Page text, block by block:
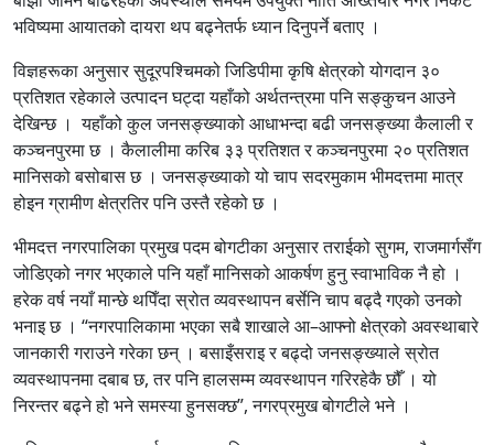
भविष्यमा आयातको दायरा थप बढ्नेतर्फ ध्यान दिनुपर्ने बताए ।
विज्ञहरूका अनुसार सुदूरपश्चिमको जिडिपीमा कृषि क्षेत्रको योगदान ३०
प्रतिशत रहेकाले उत्पादन घट्दा यहाँको अर्थतन्त्रमा पनि सङ्कुचन आउने
देखिन्छ । यहाँको कुल जनसङ्ख्याको आधाभन्दा बढी जनसङ्ख्या कैलाली र
कञ्चनपुरमा छ । कैलालीमा करिब ३३ प्रतिशत र कञ्चनपुरमा २० प्रतिशत
मानिसको बसोबास छ । जनसङ्ख्याको यो चाप सदरमुकाम भीमदत्तमा मात्र
होइन ग्रामीण क्षेत्रतिर पनि उस्तै रहेको छ ।
भीमदत्त नगरपालिका प्रमुख पदम बोगटीका अनुसार तराईको सुगम, राजमार्गसँग
जोडिएको नगर भएकाले पनि यहाँ मानिसको आकर्षण हुनु स्वाभाविक नै हो ।
हरेक वर्ष नयाँ मान्छे थपिँदा स्रोत व्यवस्थापन बर्सेनि चाप बढ्दै गएको उनको
भनाइ छ । “नगरपालिकामा भएका सबै शाखाले आ–आफ्नो क्षेत्रको अवस्थाबारे
जानकारी गराउने गरेका छन् । बसाइँसराइ र बढ्दो जनसङ्ख्याले स्रोत
व्यवस्थापनमा दबाब छ, तर पनि हालसम्म व्यवस्थापन गरिरहेकै छौँ । यो
निरन्तर बढ्ने हो भने समस्या हुनसक्छ”, नगरप्रमुख बोगटीले भने ।